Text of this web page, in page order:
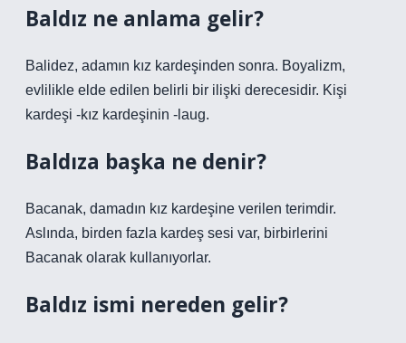
Baldız ne anlama gelir?
Balidez, adamın kız kardeşinden sonra. Boyalizm,
evlilikle elde edilen belirli bir ilişki derecesidir. Kişi
kardeşi -kız kardeşinin -laug.
Baldıza başka ne denir?
Bacanak, damadın kız kardeşine verilen terimdir.
Aslında, birden fazla kardeş sesi var, birbirlerini
Bacanak olarak kullanıyorlar.
Baldız ismi nereden gelir?